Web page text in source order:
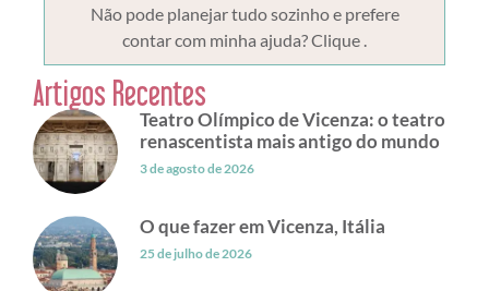
Não pode planejar tudo sozinho e prefere
contar com minha ajuda? Clique .
Artigos Recentes
Teatro Olímpico de Vicenza: o teatro
renascentista mais antigo do mundo
3 de agosto de 2026
O que fazer em Vicenza, Itália
25 de julho de 2026